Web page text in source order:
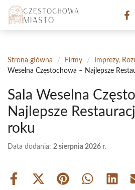
Przejdź
treści
Strona główna / Firmy / Imprezy,
Weselna Częstochowa – Najlepsze
Sala Weselna
Najlepsze
roku
Data dodania: 2 sierpnia 2026 r.
Share
Share Share Share Share